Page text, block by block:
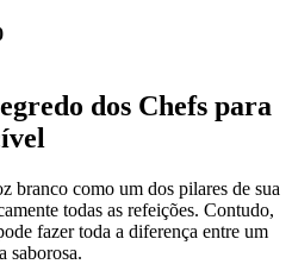
dos Chefs para
branco como um dos pilares de sua
todas as refeições. Contudo,
fazer toda a diferença entre um
saborosa.